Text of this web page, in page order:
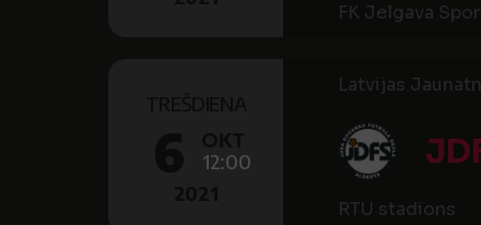
FK Jelgava
12:00
Latvijas
RTU stadions